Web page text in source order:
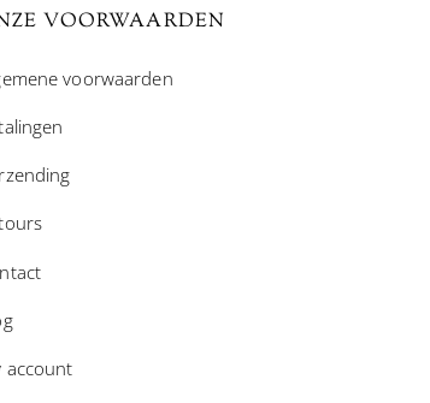
VOORWAARDEN
voorwaarden
account